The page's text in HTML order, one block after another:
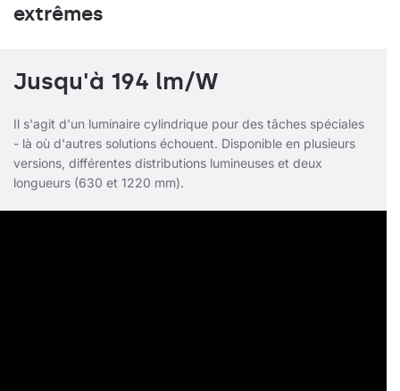
extrêmes
Jusqu'à 194 lm/W
Il s'agit d'un luminaire cylindrique pour des tâches spéciales
- là où d'autres solutions échouent. Disponible en plusieurs
versions, différentes distributions lumineuses et deux
longueurs (630 et 1220 mm).